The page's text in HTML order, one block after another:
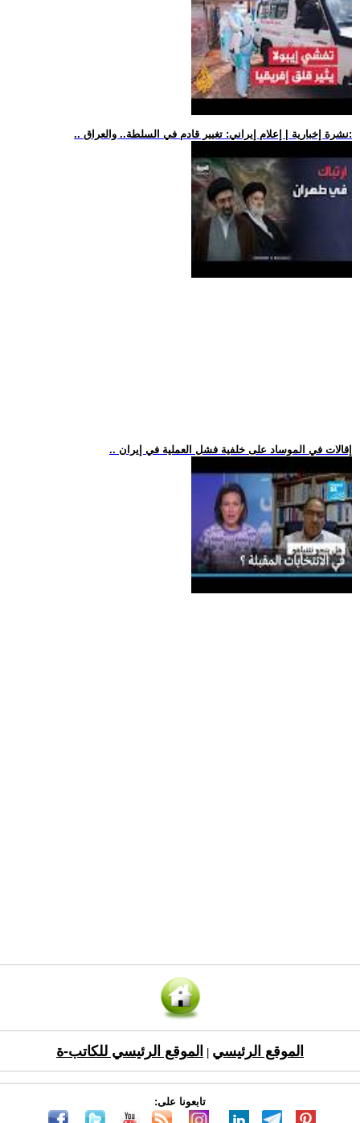
.. نشرة إخبارية | إعلام إيراني: تغيير قادم في السلطة.. والعراق:
.. إقالات في الموساد على خلفية فشل العملية في إيران
الموقع الرئيسي الموقع الرئيسي للكاتب-ة
تابعونا على: